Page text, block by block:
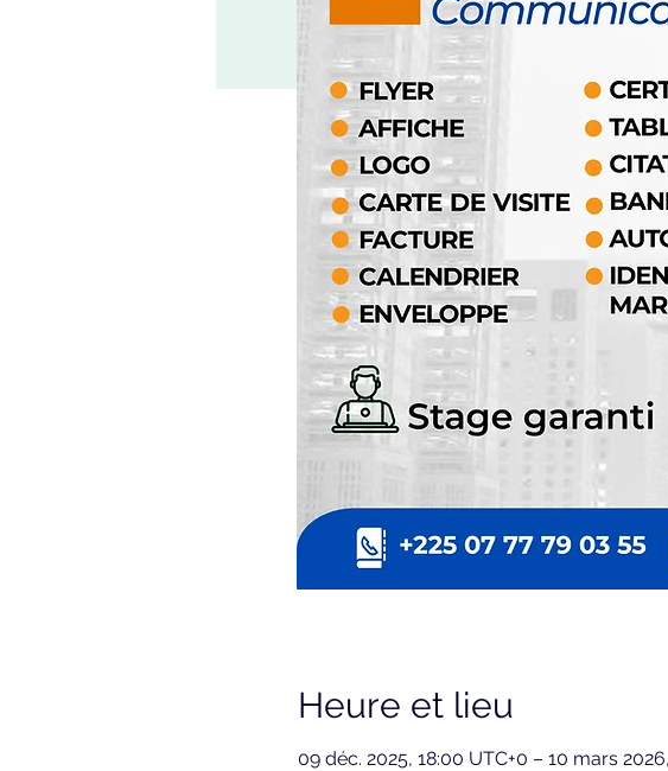
Heure et lieu
09 déc. 2025, 18:00 UTC+0 – 10 mars